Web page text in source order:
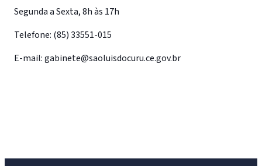
Segunda a Sexta, 8h às 17h
Telefone: (85) 33551-015
E-mail:gabinete@saoluisdocuru.ce.gov.br